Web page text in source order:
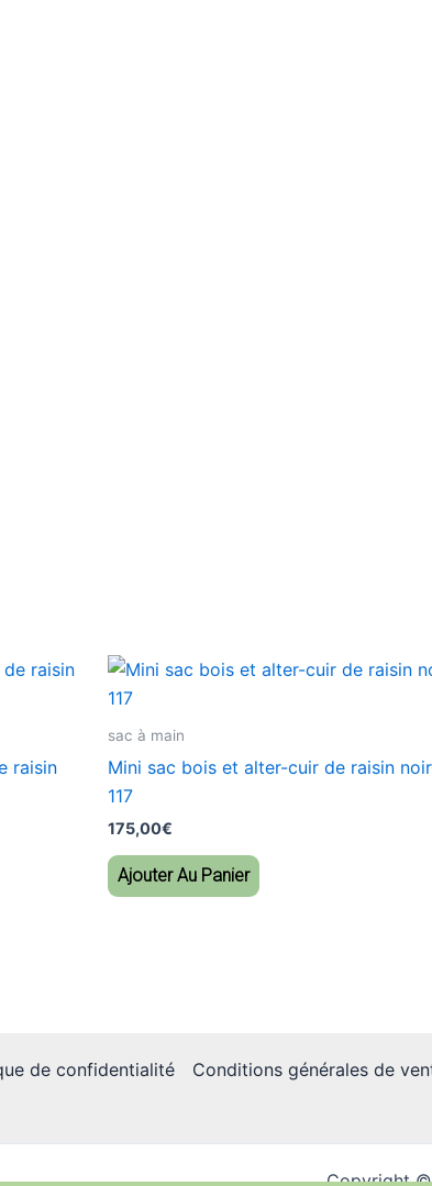
raisin
sac à main
Mini sac bois et alter-cuir de raisin noir
117
175,00€
Ajouter Au Panier
de confidentialité Conditions générales de
Copyright